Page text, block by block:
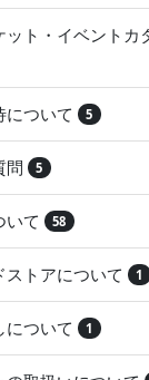
ト・イベントカ
について 5
問 5
いて 58
トアについて 1
について 1